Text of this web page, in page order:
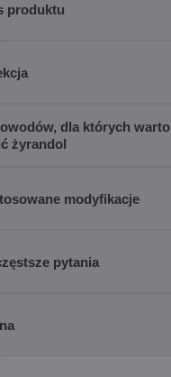
produktu
dla których warto
żyrandol
modyfikacje
pytania